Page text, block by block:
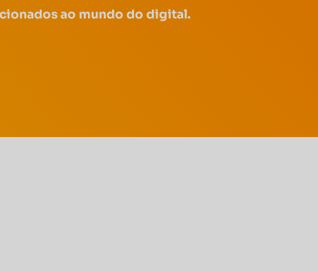
ao mundo do digital.